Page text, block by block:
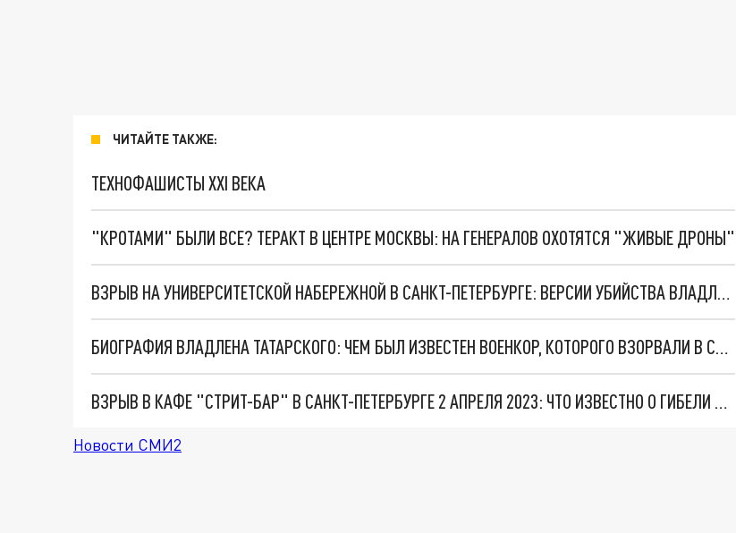
ЧИТАЙТЕ ТАКЖЕ:
ТЕХНОФАШИСТЫ XXI ВЕКА
"КРОТАМИ" БЫЛИ ВСЕ? ТЕРАКТ В ЦЕНТРЕ МОСКВЫ: НА ГЕНЕРАЛОВ ОХОТЯТСЯ "ЖИВЫЕ ДРОНЫ"
ВЗРЫВ НА УНИВЕРСИТЕТСКОЙ НАБЕРЕЖНОЙ В САНКТ-ПЕТЕРБУРГЕ: ВЕРСИИ УБИЙСТВА ВЛАДЛЕНА ТАТАРСКОГО
БИОГРАФИЯ ВЛАДЛЕНА ТАТАРСКОГО: ЧЕМ БЫЛ ИЗВЕСТЕН ВОЕНКОР, КОТОРОГО ВЗОРВАЛИ В САНКТ-ПЕТЕРБУРГЕ
ВЗРЫВ В КАФЕ "СТРИТ-БАР" В САНКТ-ПЕТЕРБУРГЕ 2 АПРЕЛЯ 2023: ЧТО ИЗВЕСТНО О ГИБЕЛИ ВЛАДЛЕНА ТАТАРСКОГО
Новости СМИ2